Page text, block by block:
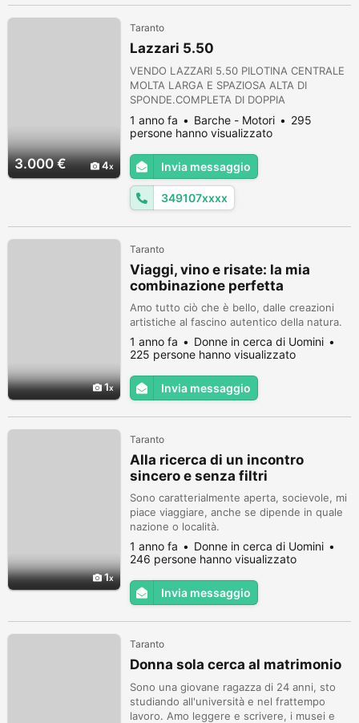
3.000 € 4
Taranto
Lazzari 5.50
VENDO LAZZARI 5.50 PILOTINA CENTRALE
MOLTA LARGA E SPAZIOSA ALTA DI
SPONDE.COMPLETA DI DOPPIA
CUSCINERIA,USATA E NUOVA CON
TENDALINO LUCI DI CORTESIA FARETTO
LED POMPA DI SENTINA AUTOMATICA
IMPIANTO ELETTRICO CON STACCA
BATTERIA NEL PREZZO È COMPRESO
Raymarine ELEMENT 9 HV Combo eco/GPS
9" con HV-100 con cartografia 3d IN
SEN...
1 anno fa Barche - Motori
295
persone hanno visualizzato
Invia messaggio
349107xxxx
1
Taranto
Viaggi, vino e risate: la mia
combinazione perfetta
Amo tutto ciò che è bello, dalle creazioni
artistiche al fascino autentico della natura.
1 anno fa
Donne in cerca di Uomini
225 persone hanno visualizzato
Invia messaggio
1
Taranto
Alla ricerca di un incontro
sincero e senza filtri
Sono caratterialmente aperta, socievole, mi
piace viaggiare, anche se dipende in quale
nazione o località.
1 anno fa
Donne in cerca di Uomini
246 persone hanno visualizzato
Invia messaggio
Taranto
Donna sola cerca al matrimonio
Sono una giovane ragazza di 24 anni, sto
studiando all'università e nel frattempo
lavoro. Amo leggere e scrivere, i musei e